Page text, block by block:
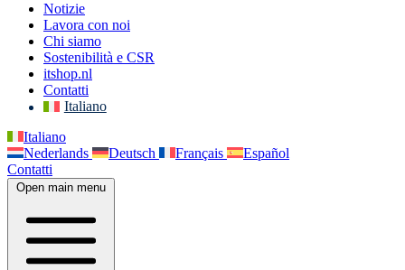
Notizie
Lavora con noi
Chi siamo
Sostenibilità e CSR
itshop.nl
Contatti
Italiano
Italiano
Nederlands
Deutsch Français
Español
Contatti
Open main menu